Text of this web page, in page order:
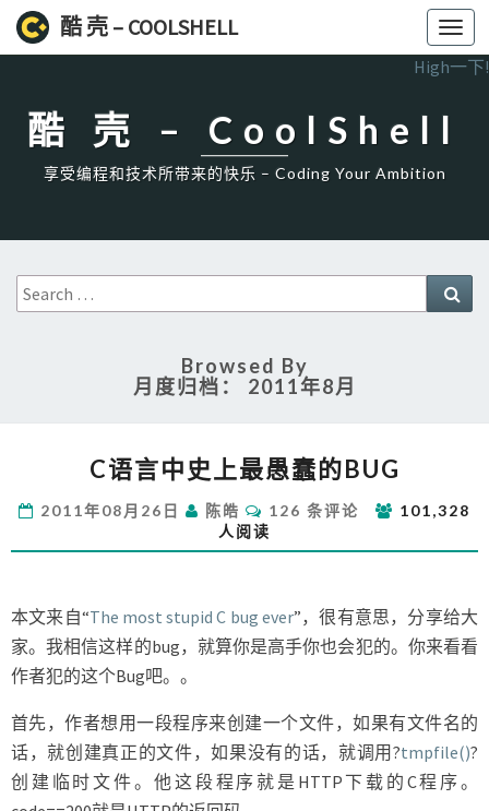
酷 壳 – COOLSHELL
High一下!
酷 壳 – CoolShell
享受编程和技术所带来的快乐 – Coding Your Ambition
Search
for:
Browsed By
月度归档： 2011年8月
语
中
史
愚
蠢
的
C语言中史上最愚蠢的BUG
2011年08月26日 陈皓
评
论
126 条评论
101,328
人阅读
本文来自“The most stupid C bug ever”，很有意思，分享给大
家。我相信这样的bug，就算你是高手你也会犯的。你来看看
作者犯的这个Bug吧。。
首先，作者想用一段程序来创建一个文件，如果有文件名的
话，就创建真正的文件，如果没有的话，就调用?tmpfile()?
创建临时文件。他这段程序就是HTTP下载的C程序。